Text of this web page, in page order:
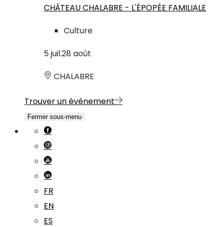
CHÂTEAU CHALABRE - L'ÉPOPÉE FAMILIALE
Culture
5 juil.28 août
CHALABRE
Trouver un événement
Fermer sous-menu
FR
EN
ES